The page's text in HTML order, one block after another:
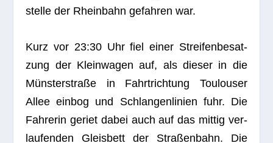
stelle der Rhein­bahn gefah­ren war.
Kurz vor 23:30 Uhr fiel einer Strei­fen­be­sat­
zung der Klein­wa­gen auf, als die­ser in die
Müns­ter­straße in Fahrt­rich­tung Tou­lou­ser
Allee ein­bog und Schlan­gen­li­nien fuhr. Die
Fah­re­rin geriet dabei auch auf das mit­tig ver­
lau­fen­den Gleis­bett der Stra­ßen­bahn. Die